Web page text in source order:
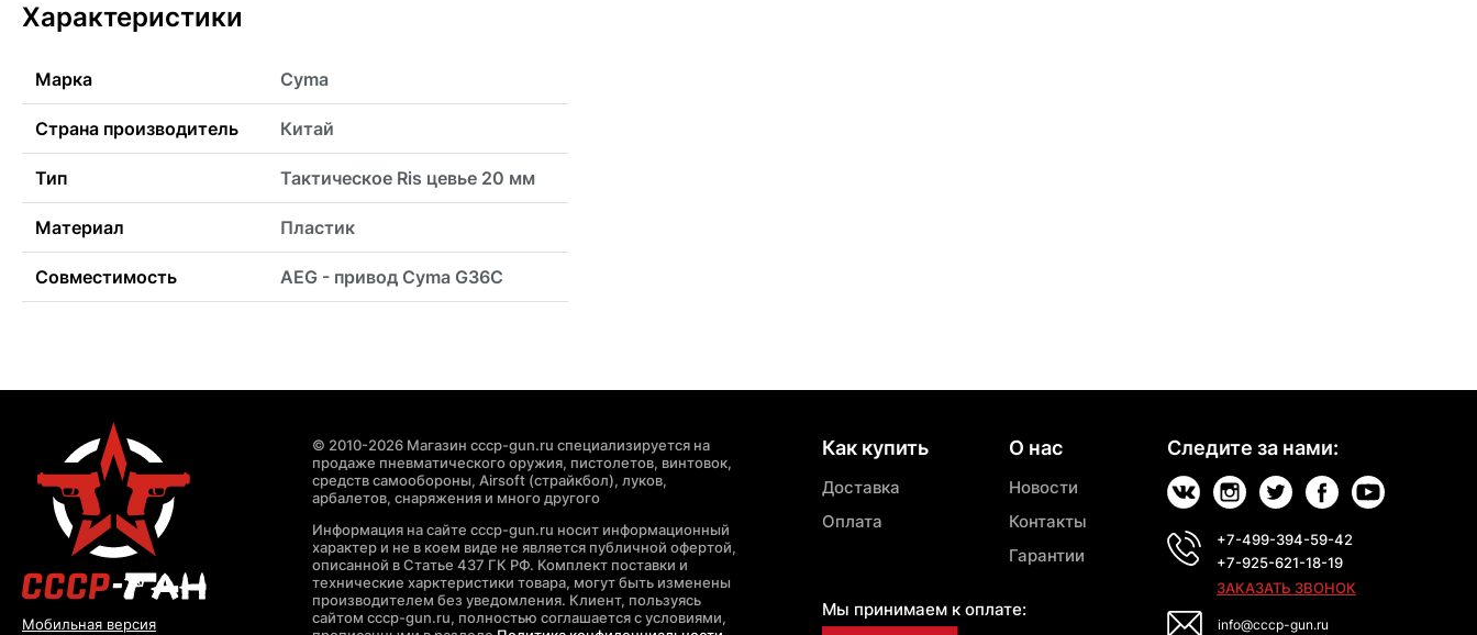
Характеристики
Марка Cyma
Страна производитель Китай
Тип Тактическое Ris цевье 20 мм
Материал Пластик
Совместимость AEG - привод Cyma G36C
Мобильная версия
© 2010-2026 Магазин cccp-gun.ru специализируется на
продаже пневматического оружия, пистолетов, винтовок,
средств самообороны, Airsoft (страйкбол), луков,
арбалетов, снаряжения и много другого
Информация на сайте cccp-gun.ru носит информационный
характер и не в коем виде не является публичной офертой,
описанной в Статье 437 ГК РФ. Комплект поставки и
технические харктеристики товара, могут быть изменены
производителем без уведомления. Клиент, пользуясь
сайтом cccp-gun.ru, полностью соглашается с условиями,
Как купить
Доставка
Оплата
Мы принимаем к оплате:
О нас
Новости
Контакты
Гарантии
Следите за нами:
+7-499-394-59-42
+7-925-621-18-19
ЗАКАЗАТЬ ЗВОНОК
info@cccp-gun.ru